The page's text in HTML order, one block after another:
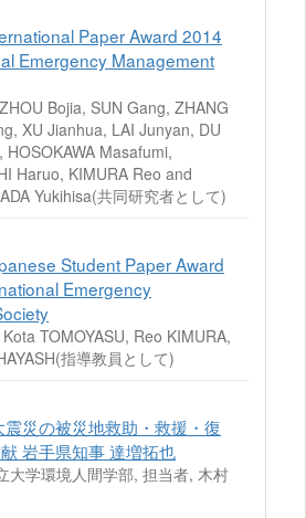
Paper Award 2014
Emergency Management
Bojia, SUN Gang, ZHANG
XU Jianhua, LAI Junyan, DU
HOSOKAWA Masafumi,
Haruo, KIMURA Reo and
Yukihisa(共同研究者として)
Student Paper Award
Emergency
TOMOYASU, Reo KIMURA,
指導教員として)
災の被災地救助・救援・復
岩手県知事 達増拓也
大学環境人間学部, 担当者, 木村